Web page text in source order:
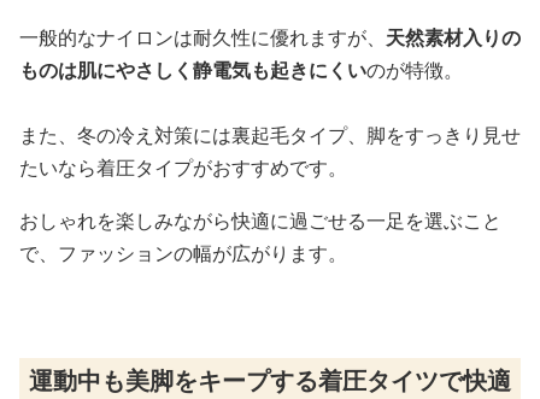
一般的なナイロンは耐久性に優れますが、 天然素材入りの
ものは肌にやさしく静電気も起きにくいのが特徴。
また、冬の冷え対策には裏起毛タイプ、脚をすっきり見せ
たいなら着圧タイプがおすすめです。
おしゃれを楽しみながら快適に過ごせる一足を選ぶこと
で、ファッションの幅が広がります。
運動中も美脚をキープする着圧タイツで快適